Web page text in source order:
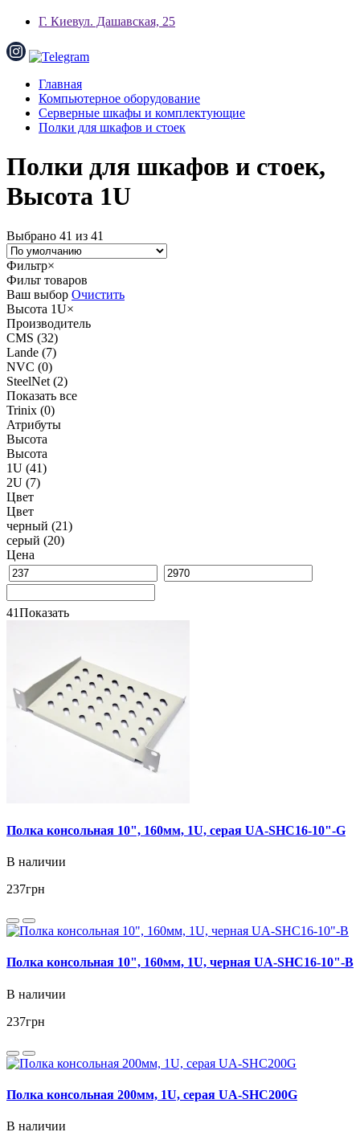
Г. Киевул. Дашавская, 25
Главная
Компьютерное оборудование
Серверные шкафы и комплектующие
Полки для шкафов и стоек
Полки для шкафов и стоек,
Высота 1U
Выбрано 41 из 41
Фильтр×
Фильт товаров
Ваш выбор Очистить
Высота 1U×
Производитель
CMS (32)
Lande (7)
NVC (0)
SteelNet (2)
Показать все
Trinix (0)
Атрибуты
Высота
Высота
1U (41)
2U (7)
Цвет
Цвет
черный (21)
серый (20)
Цена
41Показать
Полка консольная 10", 160мм, 1U, серая UA-SHC16-10"-G
В наличии
237грн
Полка консольная 10", 160мм, 1U, черная UA-SHC16-10"-B
В наличии
237грн
Полка консольная 200мм, 1U, серая UA-SHC200G
В наличии